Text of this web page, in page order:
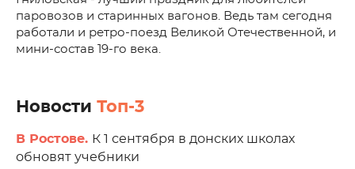
паровозов и старинных вагонов. Ведь там сегодня
работали и ретро-поезд Великой Отечественной, и
мини-состав 19-го века.
Новости Топ-3
В Ростове. К 1 сентября в донских школах
обновят учебники